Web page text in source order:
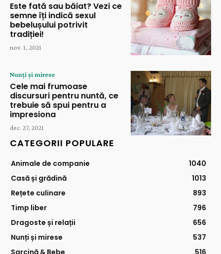
Este fată sau băiat? Vezi ce
semne îți indică sexul
bebelușului potrivit
tradiției!
nov. 1, 2021
Nunți și mirese
Cele mai frumoase
discursuri pentru nuntă, ce
trebuie să spui pentru a
impresiona
dec. 27, 2021
CATEGORII POPULARE
Animale de companie
1040
Casă și grădină
1013
Rețete culinare
893
Timp liber
796
Dragoste și relații
656
Nunți și mirese
537
Sarcină & Bebe
516